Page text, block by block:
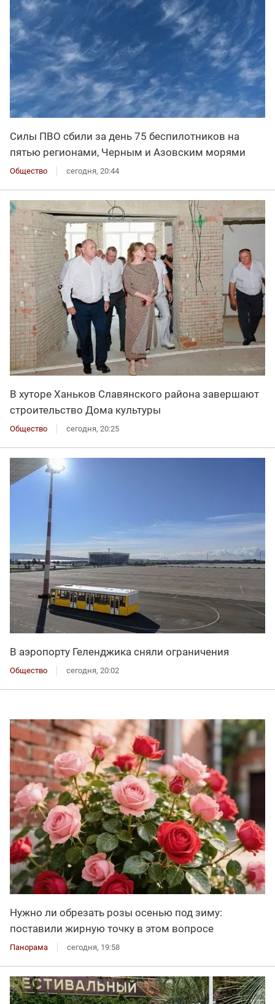
Силы ПВО сбили за день 75 беспилотников на
пятью регионами, Черным и Азовским морями
Общество сегодня, 20:44
В хуторе Ханьков Славянского района завершают
строительство Дома культуры
Общество сегодня, 20:25
В аэропорту Геленджика сняли ограничения
Общество сегодня, 20:02
Нужно ли обрезать розы осенью под зиму:
поставили жирную точку в этом вопросе
Панорама сегодня, 19:58